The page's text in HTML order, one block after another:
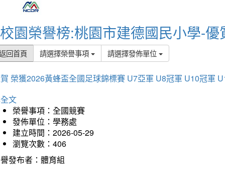
校園榮譽榜:桃園市建德國民小學-優
回首頁 請選擇榮譽事項 請選擇發佈單位
榮獲2026黃蜂盃全國足球錦標賽 U7亞軍 U8冠軍 U10冠軍
文
榮譽事項：全國競賽
發佈單位：學務處
建立時間：2026-05-29
瀏覽次數：406
發布者：體育組